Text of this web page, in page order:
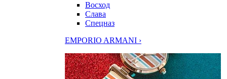
Восход
Слава
Спецназ
EMPORIO ARMANI ›